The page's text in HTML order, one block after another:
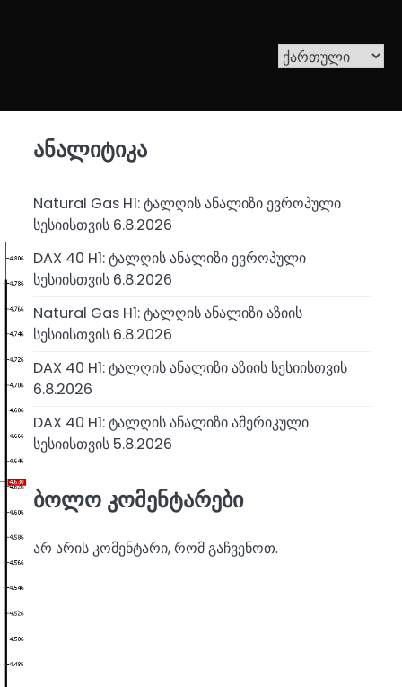
ანალიტიკა
Natural Gas H1: ტალღის ანალიზი ევროპული
სესიისთვის 6.8.2026
DAX 40 H1: ტალღის ანალიზი ევროპული
სესიისთვის 6.8.2026
Natural Gas H1: ტალღის ანალიზი აზიის
სესიისთვის 6.8.2026
DAX 40 H1: ტალღის ანალიზი აზიის სესიისთვის
6.8.2026
DAX 40 H1: ტალღის ანალიზი ამერიკული
სესიისთვის 5.8.2026
ბოლო კომენტარები
არ არის კომენტარი, რომ გაჩვენოთ.